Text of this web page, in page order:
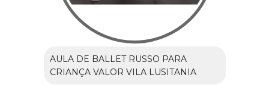
AULA DE BALLET RUSSO PARA
CRIANÇA VALOR VILA LUSITANIA